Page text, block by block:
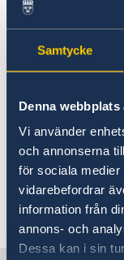
Samtycke
Denna
Vi använder
och annonserna
för sociala
vidarebefordrar
information från
annons- och
Dessa kan i sin
Liberia,
Contact
About us
Vacancies
Facts on Liberia
Sweden’s
Sweden
Non-
Doing business
Travelling to
Current News
Embassy closed
13 Apr 2023
Embassy
national